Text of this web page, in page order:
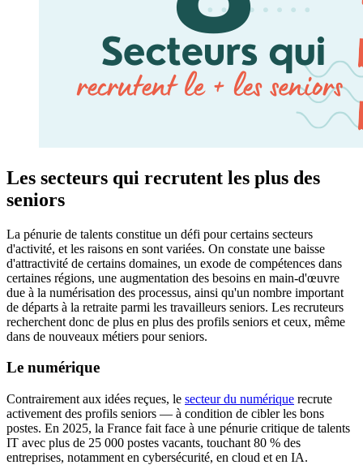
Les secteurs qui recrutent les plus des
seniors
La pénurie de talents constitue un défi pour certains secteurs
d'activité, et les raisons en sont variées. On constate une baisse
d'attractivité de certains domaines, un exode de compétences dans
certaines régions, une augmentation des besoins en main-d'œuvre
due à la numérisation des processus, ainsi qu'un nombre important
de départs à la retraite parmi les travailleurs seniors. Les recruteurs
recherchent donc de plus en plus des profils seniors et ceux, même
dans de nouveaux métiers pour seniors.
Le numérique
Contrairement aux idées reçues, le secteur du numérique recrute
activement des profils seniors — à condition de cibler les bons
postes. En 2025, la France fait face à une pénurie critique de talents
IT avec plus de 25 000 postes vacants, touchant 80 % des
entreprises, notamment en cybersécurité, en cloud et en IA.